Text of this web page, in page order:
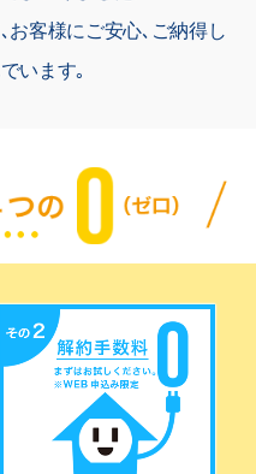
お客様にご安心､ご納得し
います｡